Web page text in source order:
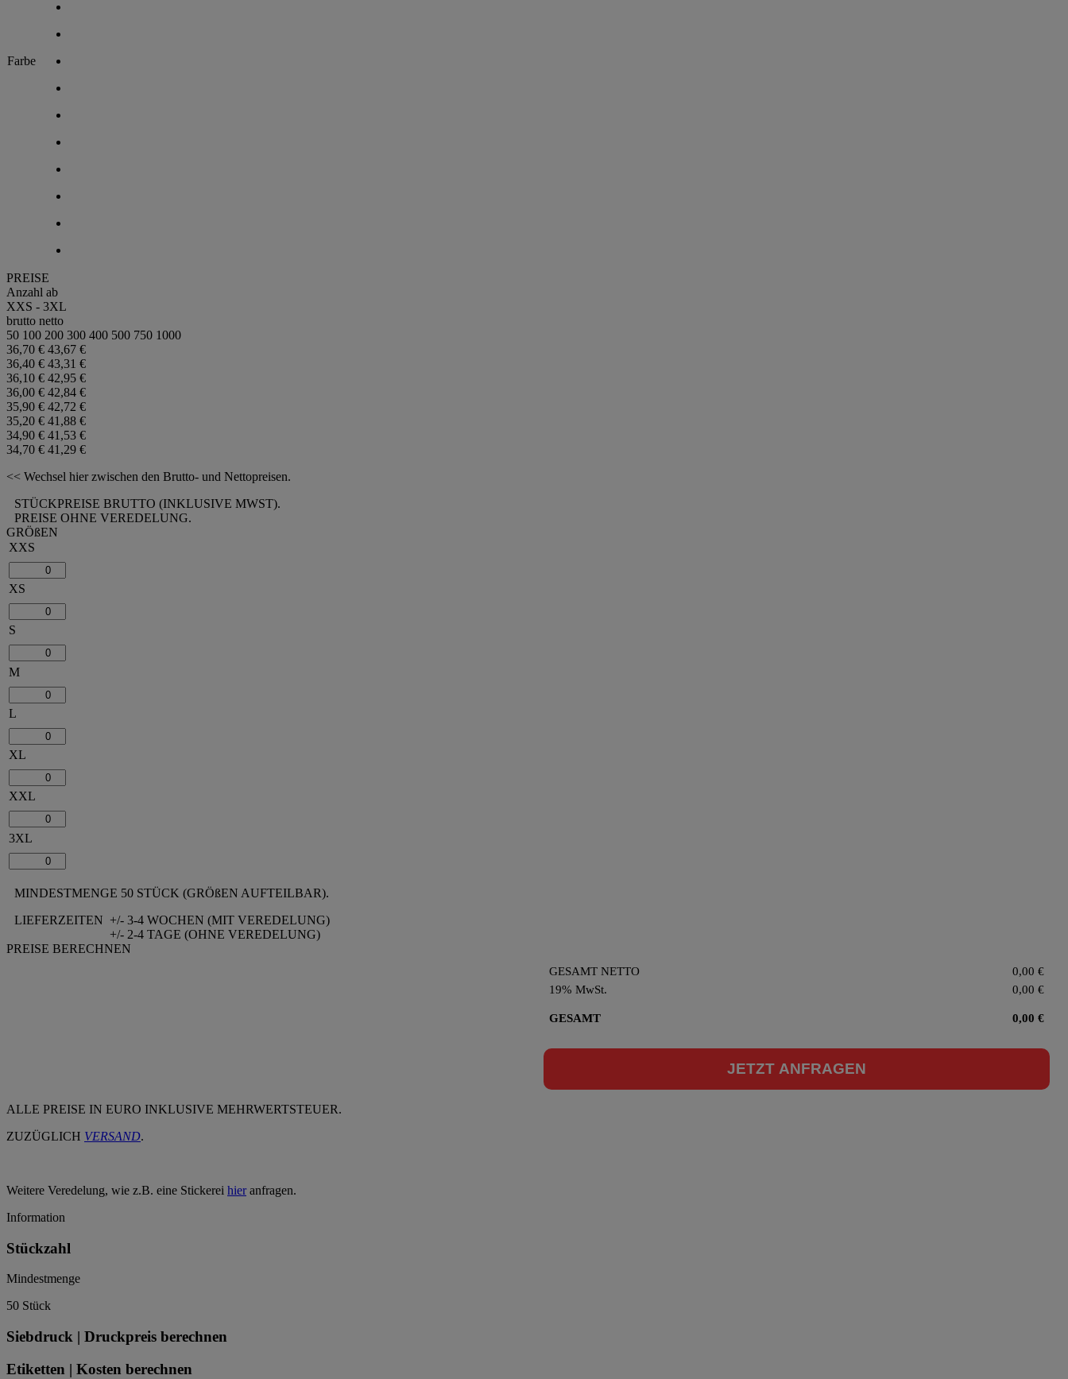
Farbe
PREISE
Anzahl ab
XXS - 3XL
brutto netto
50 100 200 300 400 500 750 1000
36,70 € 43,67 €
36,40 € 43,31 €
36,10 € 42,95 €
36,00 € 42,84 €
35,90 € 42,72 €
35,20 € 41,88 €
34,90 € 41,53 €
34,70 € 41,29 €
<< Wechsel hier zwischen den Brutto- und Nettopreisen.
STÜCKPREISE BRUTTO (INKLUSIVE MWST).
PREISE OHNE VEREDELUNG.
GRÖßEN
XXS
XS
S
M
L
XL
XXL
3XL
MINDESTMENGE 50 STÜCK (GRÖßEN AUFTEILBAR).
LIEFERZEITEN +/- 3-4 WOCHEN (MIT VEREDELUNG)
+/- 2-4 TAGE (OHNE VEREDELUNG)
PREISE BERECHNEN
GESAMT NETTO 0,00 €
19% MwSt.
0,00 €
GESAMT 0,00 €
JETZT ANFRAGEN
ALLE PREISE IN EURO INKLUSIVE MEHRWERTSTEUER.
ZUZÜGLICH VERSAND.
Weitere Veredelung, wie z.B. eine Stickerei hieranfragen.
Information
Stückzahl
Mindestmenge
50 Stück
Siebdruck | Druckpreis berechnen
Etiketten | Kosten berechnen